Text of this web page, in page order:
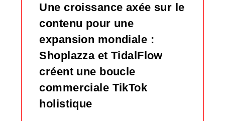
Une croissance axée sur le
contenu pour une
expansion mondiale :
Shoplazza et TidalFlow
créent une boucle
commerciale TikTok
holistique